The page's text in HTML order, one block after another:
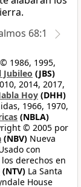
68:1
1986, 1995,
Jubileo (JBS)
2014, 2017,
Hoy (DHH)
1966, 1970,
(NBLA)
© 2005 por
(NBV) Nueva
con
derechos en
(NTV) La Santa
House